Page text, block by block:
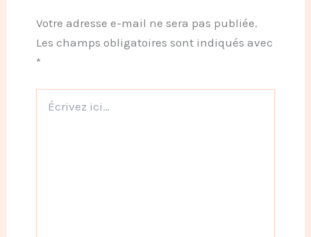
Votre adresse e-mail ne sera pas publiée.
Les champs obligatoires sont indiqués avec
*
ici…